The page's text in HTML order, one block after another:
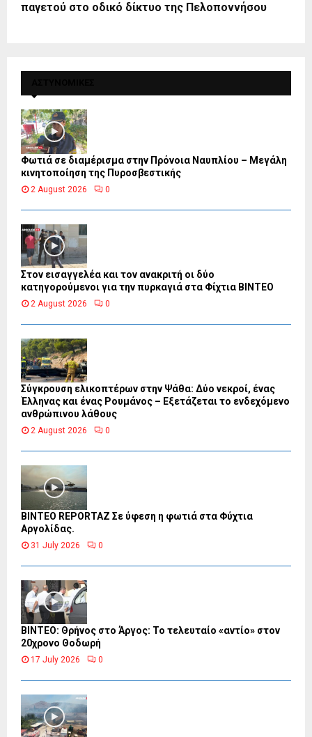
παγετού στο οδικό δίκτυο της Πελοποννήσου
Φωτιά σε διαμέρισμα στην Πρόνοια Ναυπλίου – Μεγάλη
κινητοποίηση της Πυροσβεστικής
2 August 2026 0
Στον εισαγγελέα και τον ανακριτή οι δύο
κατηγορούμενοι για την πυρκαγιά στα Φίχτια ΒΙΝΤΕΟ
2 August 2026 0
Σύγκρουση ελικοπτέρων στην Ψάθα: Δύο νεκροί, ένας
Έλληνας και ένας Ρουμάνος – Εξετάζεται το ενδεχόμενο
ανθρώπινου λάθους
2 August 2026 0
BINTEO REPORTAZ Σε ύφεση η φωτιά στα Φύχτια
Αργολίδας.
31 July 2026 0
ΒΙΝΤΕΟ: Θρήνος στο Άργος: Το τελευταίο «αντίο» στον
20χρονο Θοδωρή
17 July 2026 0